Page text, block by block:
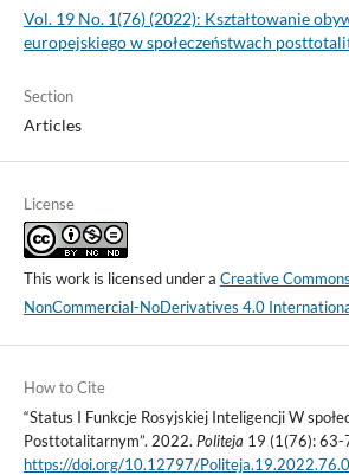
Vol. 19 No. 1(76) (2022): Kształtowanie
europejskiego w społeczeństwach
Section
Articles
License
This work is licensed under a Creative
NonCommercial-NoDerivatives 4.0
How to Cite
“Status I Funkcje Rosyjskiej Inteligencji W
Posttotalitarnym”. 2022. Politeja 19 (1(76): 63-
https://doi.org/10.12797/